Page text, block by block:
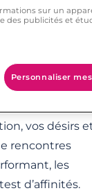
Pour
que vous, créez
rencontres
ou femme
vos désirs
rencontres
les
d’affinités.
sur un
des publicités et
Personnaliser